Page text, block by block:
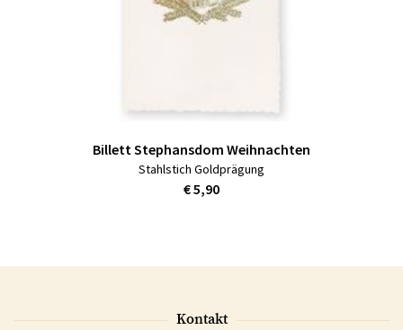
Billett Stephansdom Weihnachten
Stahlstich Goldprägung
€ 5,90
Kontakt